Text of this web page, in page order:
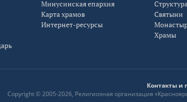
Минусинская епархия
Карта храмов
Интернет-ресурсы
Структура
Святыни
Храмы
Контакты и
Copyright © 2005-2026, Религиозная организация